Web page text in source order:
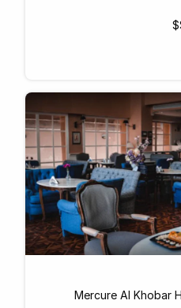
Mercure Al Khobar